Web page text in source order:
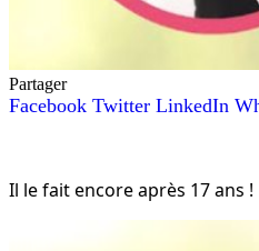
Partager
Facebook Twitter LinkedIn
Il le fait encore après 17 ans !